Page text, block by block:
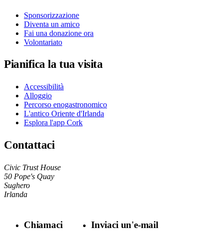
Sponsorizzazione
Diventa un amico
Fai una donazione ora
Volontariato
Pianifica la tua visita
Accessibilità
Alloggio
Percorso enogastronomico
L'antico Oriente d'Irlanda
Esplora l'app Cork
Contattaci
Civic Trust House
50 Pope's Quay
Sughero
Irlanda
Chiamaci Inviaci un'e-mail